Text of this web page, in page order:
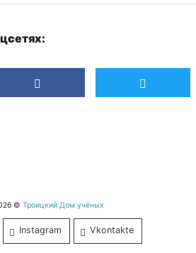
© Троицкий Дом учёных
Instagram Vkontakte